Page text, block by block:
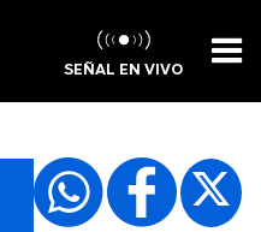
SEÑAL EN VIVO